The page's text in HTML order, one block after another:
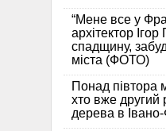
“Мене все у
архітектор
спадщину,
міста (ФОТО)
Понад півтора
хто вже другий
дерева в